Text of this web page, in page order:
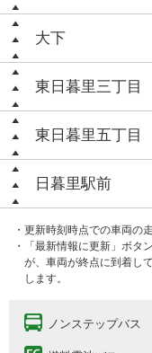
大下
東日暮里三丁目
東日暮里五丁目
日暮里駅前
・更新時刻時点での車両の
・「最新情報に更新」ボタ
が、車両が終点に到着し
します。
ノンステップバス